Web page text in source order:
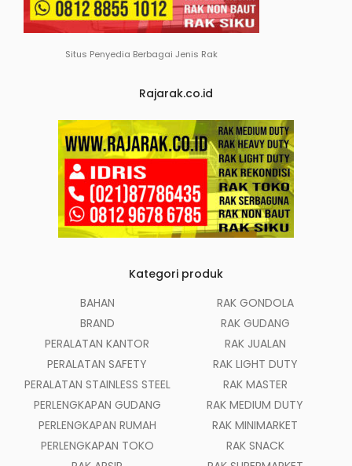
Situs Penyedia Berbagai Jenis Rak
Rajarak.co.id
Kategori produk
BAHAN
BRAND
PERALATAN KANTOR
PERALATAN SAFETY
PERALATAN STAINLESS STEEL
PERLENGKAPAN GUDANG
PERLENGKAPAN RUMAH
PERLENGKAPAN TOKO
RAK GONDOLA
RAK GUDANG
RAK JUALAN
RAK LIGHT DUTY
RAK MASTER
RAK MEDIUM DUTY
RAK MINIMARKET
RAK SNACK